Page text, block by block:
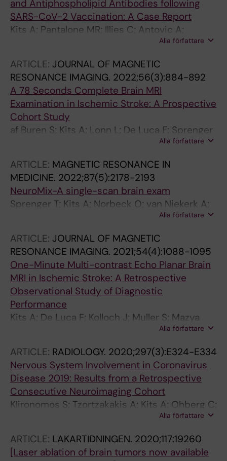
and Antiphospholipid Antibodies following
SARS-CoV-2 Vaccination: A Case Report
Kits A; Pantalone MR; Illies C; Antovic A;
Alla författare
ARTICLE: JOURNAL OF MAGNETIC
RESONANCE IMAGING. 2022;56(3):884-892
A 78 Seconds Complete Brain MRI
Examination in Ischemic Stroke: A Prospective
Cohort Study
af Buren S; Kits A; Lonn L; De Luca F; Sprenger
Alla författare
ARTICLE: MAGNETIC RESONANCE IN
MEDICINE. 2022;87(5):2178-2193
NeuroMix-A single-scan brain exam
Sprenger T; Kits A; Norbeck O; van Niekerk A;
Berglund J; Ryden H; Avventi E; Skare SAlla författare
ARTICLE: JOURNAL OF MAGNETIC
RESONANCE IMAGING. 2021;54(4):1088-1095
One-Minute Multi-contrast Echo Planar Brain
MRI in Ischemic Stroke: A Retrospective
Observational Study of Diagnostic
Performance
Kits A; De Luca F; Kolloch J; Muller S; Mazya
Alla författare
ARTICLE: RADIOLOGY. 2020;297(3):E324-E334
Nervous System Involvement in Coronavirus
Disease 2019: Results from a Retrospective
Consecutive Neuroimaging Cohort
Klironomos S; Tzortzakakis A; Kits A; Ohberg C;
Kollia E; Ahoromazdae A; Almqvist H; Aspelin
Hasselberg M; Haghgou M; Pedersen M;
Petersson S; Finnsson J; Lundberg J; Delgado
Alla författare
ARTICLE: LAKARTIDNINGEN. 2020;117:19260
[Laser ablation of brain tumors now available